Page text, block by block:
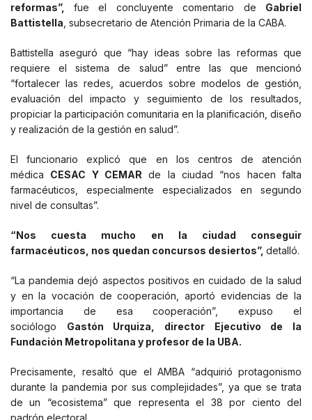
reformas”, fue el concluyente comentario de Gabriel
Battistella , subsecretario de Atención Primaria de la CABA.
Battistella aseguró que “hay ideas sobre las reformas que
requiere el sistema de salud” entre las que mencionó
“fortalecer las redes, acuerdos sobre modelos de gestión,
evaluación del impacto y seguimiento de los resultados,
propiciar la participación comunitaria en la planificación, diseño
y realización de la gestión en salud”.
El funcionario explicó que en los centros de atención
médica CESAC Y CEMAR de la ciudad “nos hacen falta
farmacéuticos, especialmente especializados en segundo
nivel de consultas”.
“Nos cuesta mucho en la ciudad conseguir
farmacéuticos, nos quedan concursos desiertos”, detalló.
“La pandemia dejó aspectos positivos en cuidado de la salud
y en la vocación de cooperación, aportó evidencias de la
importancia de esa cooperación”, expuso el
sociólogo Gastón Urquiza, director Ejecutivo de la
Fundación Metropolitana y profesor de la UBA.
Precisamente, resaltó que el AMBA “adquirió protagonismo
durante la pandemia por sus complejidades”, ya que se trata
de un “ecosistema” que representa el 38 por ciento del
padrón electoral.